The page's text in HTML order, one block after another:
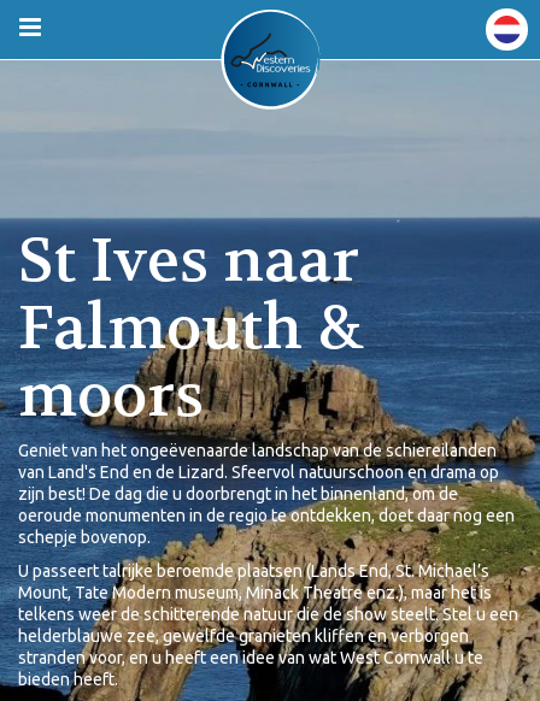
St Ives naar
Falmouth &
moors
Geniet van het ongeëvenaarde landschap van de schiereilanden
van Land's End en de Lizard. Sfeervol natuurschoon en drama op
zijn best! De dag die u doorbrengt in het binnenland, om de
oeroude monumenten in de regio te ontdekken, doet daar nog een
schepje bovenop.
U passeert talrijke beroemde plaatsen (Lands End, St. Michael’s
Mount, Tate Modern museum, Minack Theatre enz.), maar het is
telkens weer de schitterende natuur die de show steelt. Stel u een
helderblauwe zee, gewelfde granieten kliffen en verborgen
stranden voor, en u heeft een idee van wat West Cornwall u te
bieden heeft.